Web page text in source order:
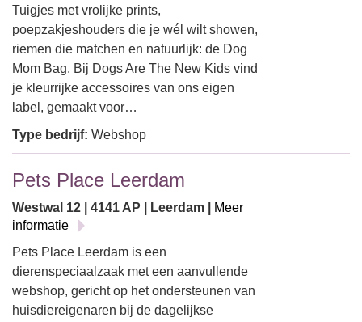
Tuigjes met vrolijke prints,
poepzakjeshouders die je wél wilt showen,
riemen die matchen en natuurlijk: de Dog
Mom Bag. Bij Dogs Are The New Kids vind
je kleurrijke accessoires van ons eigen
label, gemaakt voor…
Type bedrijf: Webshop
Pets Place Leerdam
Westwal 12 | 4141 AP | Leerdam |
Meer
informatie
Pets Place Leerdam is een
dierenspeciaalzaak met een aanvullende
webshop, gericht op het ondersteunen van
huisdiereigenaren bij de dagelijkse